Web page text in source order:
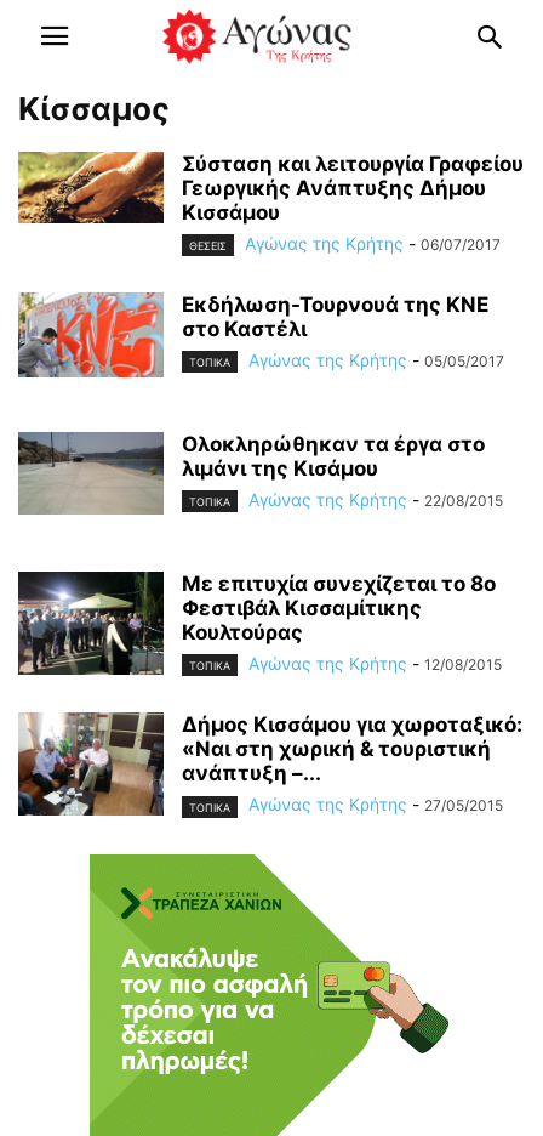
Κίσσαμος
Σύσταση και λειτουργία Γραφείου
Γεωργικής Ανάπτυξης Δήμου
Κισσάμου
ΘΕΣΕΙΣ Αγώνας της Κρήτης - 06/07/2017
Εκδήλωση-Τουρνουά της ΚΝΕ
στο Καστέλι
ΤΟΠΙΚΑ Αγώνας της Κρήτης - 05/05/2017
Ολοκληρώθηκαν τα έργα στο
λιμάνι της Κισάμου
ΤΟΠΙΚΑ Αγώνας της Κρήτης - 22/08/2015
Με επιτυχία συνεχίζεται το 8ο
Φεστιβάλ Κισσαμίτικης
Κουλτούρας
ΤΟΠΙΚΑ Αγώνας της Κρήτης - 12/08/2015
Δήμος Κισσάμου για χωροταξικό:
«Ναι στη χωρική & τουριστική
ανάπτυξη –...
ΤΟΠΙΚΑ Αγώνας της Κρήτης - 27/05/2015